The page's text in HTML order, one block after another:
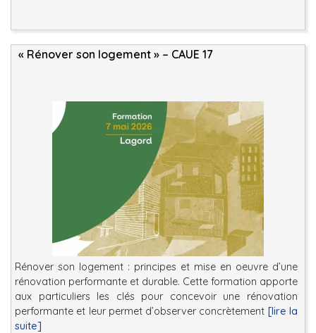
« Rénover son logement » – CAUE 17
Rénover son logement : principes et mise en oeuvre d’une
rénovation performante et durable. Cette formation apporte
aux particuliers les clés pour concevoir une rénovation
performante et leur permet d’observer concrètement [lire la
suite]